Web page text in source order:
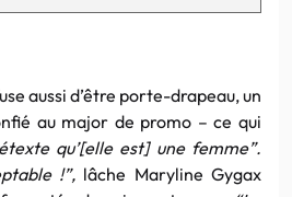
aussi d’être porte-drapeau, un
au major de promo – ce qui
qu’[elle est] une femme”.
!”, lâche Maryline Gygax